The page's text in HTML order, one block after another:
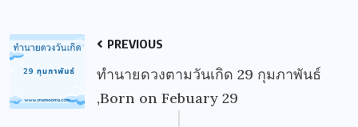
PREVIOUS
ทำนายดวงตามวันเกิด 29 กุมภาพันธ์
,Born on Febuary 29